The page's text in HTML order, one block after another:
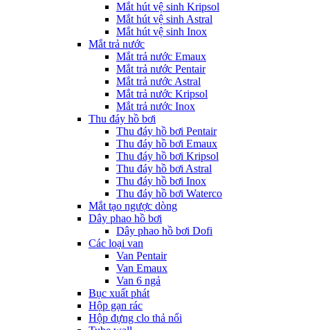
Mắt hút vệ sinh Kripsol
Mắt hút vệ sinh Astral
Mắt hút vệ sinh Inox
Mắt trả nước
Mắt trả nước Emaux
Mắt trả nước Pentair
Mắt trả nước Astral
Mắt trả nước Kripsol
Mắt trả nước Inox
Thu đáy hồ bơi
Thu đáy hồ bơi Pentair
Thu đáy hồ bơi Emaux
Thu đáy hồ bơi Kripsol
Thu đáy hồ bơi Astral
Thu đáy hồ bơi Inox
Thu đáy hồ bơi Waterco
Mắt tạo ngược dòng
Dây phao hồ bơi
Dây phao hồ bơi Dofi
Các loại van
Van Pentair
Van Emaux
Van 6 ngả
Bục xuất phát
Hộp gạn rác
Hộp đựng clo thả nổi